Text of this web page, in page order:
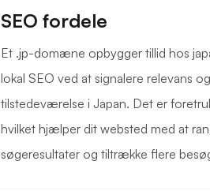
SEO fordele
Et .jp-domæne opbygger tillid hos
lokal SEO ved at signalere relevans
tilstedeværelse i Japan. Det er
hvilket hjælper dit websted med at
søgeresultater og tiltrække flere